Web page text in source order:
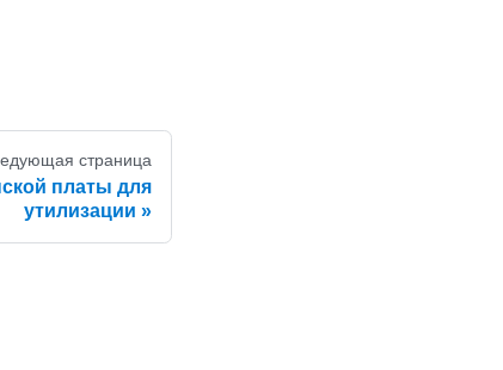
страница
платы для
утилизации